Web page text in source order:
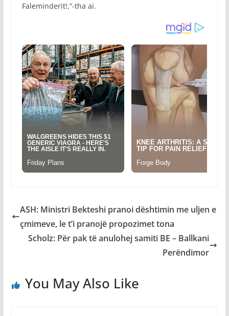
Faleminderit!,”-tha ai.
ASH: Ministri Bekteshi pranoi dështimin me uljen e
çmimeve, le t’i pranojë propozimet tona
Scholz: Për pak të anulohej samiti BE – Ballkani
Perëndimor
You May Also Like